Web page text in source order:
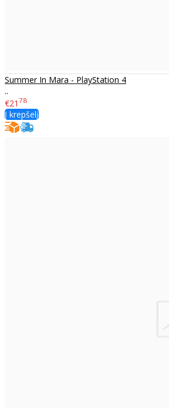
Summer In Mara - PlayStation 4
..
€21 78
Į krepšelį